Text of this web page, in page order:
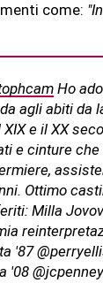
come:
Ho
agli abiti da
XIX e il XX
e cinture che
Ottimo
Milla
'87
'08